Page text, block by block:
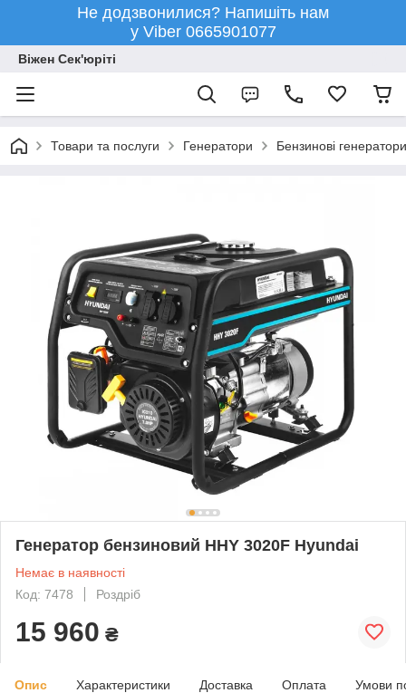
Не додзвонилися? Напишіть нам
у Viber 0665901077
Віжен Сек'юріті
Товари та послуги Генератори Бензинові генератори
Генератор бензиновий HHY 3020F Hyundai
Немає в наявності
Код: 7478
Роздріб
15 960 ₴
Опис Характеристики Доставка Оплата Умови